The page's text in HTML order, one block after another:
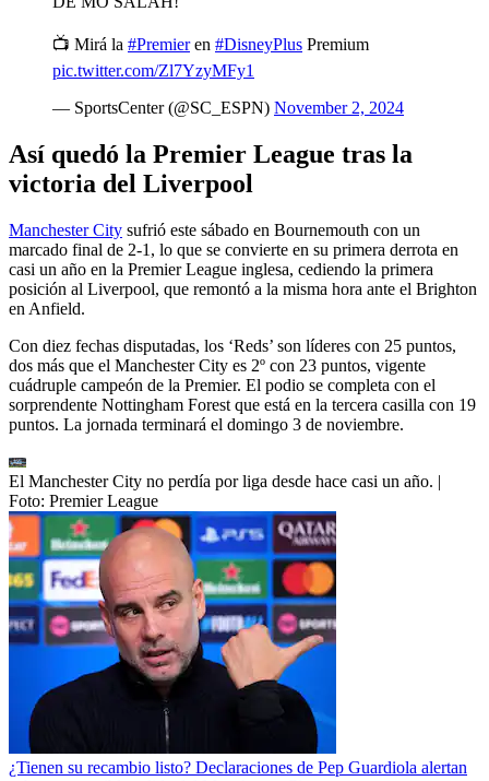
📺 Mirá la #Premieren #DisneyPlus Premium
pic.twitter.com/Zl7YzyMFy1
— SportsCenter (@SC_ESPN) November 2, 2024
Así quedó la Premier League tras la
victoria del Liverpool
Manchester City sufrió este sábado en Bournemouth con un
marcado final de 2-1, lo que se convierte en su primera derrota en
casi un año en la Premier League inglesa, cediendo la primera
posición al Liverpool, que remontó a la misma hora ante el Brighton
en Anfield.
Con diez fechas disputadas, los ‘Reds’ son líderes con 25 puntos,
dos más que el Manchester City es 2º con 23 puntos, vigente
cuádruple campeón de la Premier. El podio se completa con el
sorprendente Nottingham Forest que está en la tercera casilla con 19
puntos. La jornada terminará el domingo 3 de noviembre.
El Manchester City no perdía por liga desde hace casi un año. |
Foto: Premier League
¿Tienen su recambio listo? Declaraciones de Pep Guardiola alertan